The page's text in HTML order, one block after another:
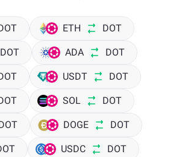
ETH DOT
DOT ADA DOT
USDT DOT
SOL DOT
DOGE DOT
USDC DOT